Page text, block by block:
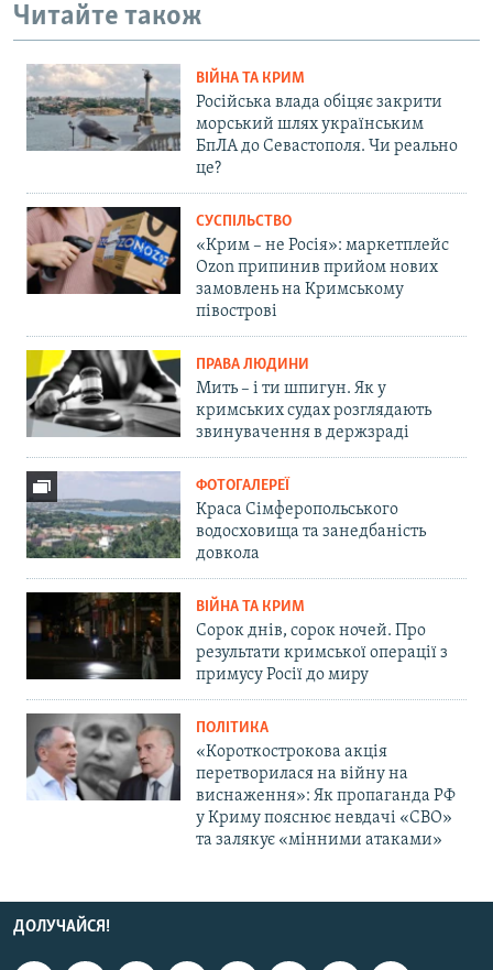
Читайте також
ВІЙНА ТА КРИМ
Російська влада обіцяє закрити
морський шлях українським
БпЛА до Севастополя. Чи реально
це?
СУСПІЛЬСТВО
«Крим – не Росія»: маркетплейс
Ozon припинив прийом нових
замовлень на Кримському
півострові
ПРАВА ЛЮДИНИ
Мить – і ти шпигун. Як у
кримських судах розглядають
звинувачення в держзраді
ФОТОГАЛЕРЕЇ
Краса Сімферопольського
водосховища та занедбаність
довкола
ВІЙНА ТА КРИМ
Сорок днів, сорок ночей. Про
результати кримської операції з
примусу Росії до миру
ПОЛІТИКА
«Короткострокова акція
перетворилася на війну на
виснаження»: Як пропаганда РФ
у Криму пояснює невдачі «СВО»
та залякує «мінними атаками»
ДОЛУЧАЙСЯ!